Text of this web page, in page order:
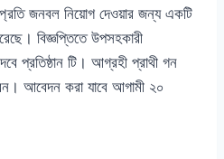
জনবল নিয়োগ দেওয়ার জন্য একটি
বিজ্ঞপ্তিতে উপসহকারী
প্রতিষ্ঠান টি। আগ্রহী প্রাথী গন
আবেদন করা যাবে আগামী ২০